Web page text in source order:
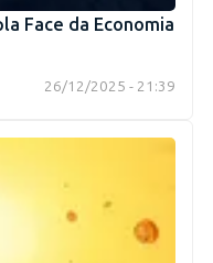
Face da Economia
26/12/2025 - 21:39